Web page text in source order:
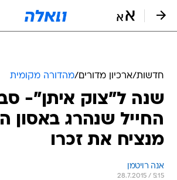
חדשות/ארכיון מדורים/מהדורה מקומית
שנה ל"צוק איתן"-
החייל שנהרג באסון
מנציח את זכרו
אנה רויטמן
28.7.2015 / 5:15